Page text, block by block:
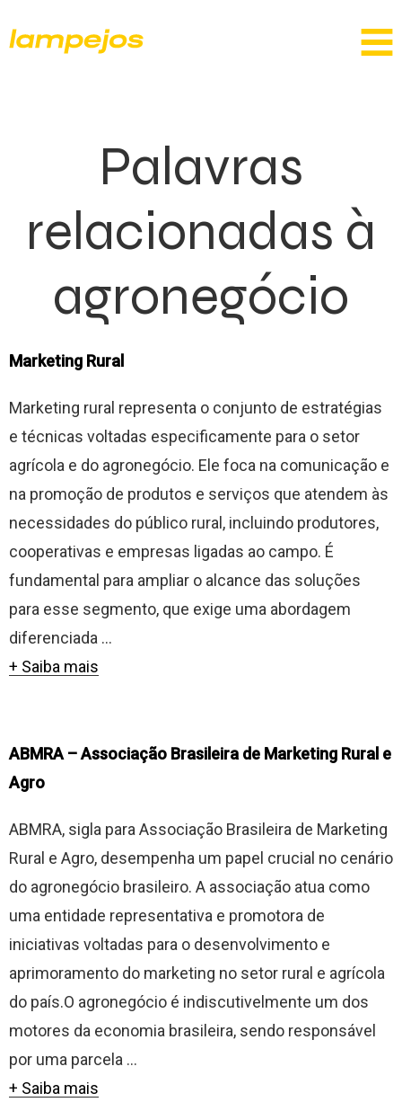
Palavras
relacionadas à
agronegócio
Marketing Rural
Marketing rural representa o conjunto de estratégias
e técnicas voltadas especificamente para o setor
agrícola e do agronegócio. Ele foca na comunicação e
na promoção de produtos e serviços que atendem às
necessidades do público rural, incluindo produtores,
cooperativas e empresas ligadas ao campo. É
fundamental para ampliar o alcance das soluções
para esse segmento, que exige uma abordagem
diferenciada ...
+ Saiba mais
ABMRA – Associação Brasileira de Marketing Rural e
Agro
ABMRA, sigla para Associação Brasileira de Marketing
Rural e Agro, desempenha um papel crucial no cenário
do agronegócio brasileiro. A associação atua como
uma entidade representativa e promotora de
iniciativas voltadas para o desenvolvimento e
aprimoramento do marketing no setor rural e agrícola
do país.O agronegócio é indiscutivelmente um dos
motores da economia brasileira, sendo responsável
por uma parcela ...
+ Saiba mais